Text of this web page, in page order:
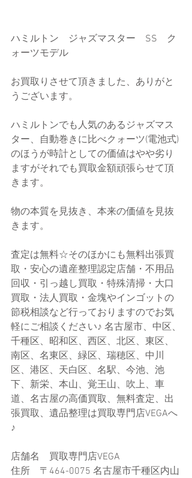
ハミルトン　ジャズマスター　SS　ク
ォーツモデル
お買取りさせて頂きました、ありがと
うございます。
ハミルトンでも人気のあるジャズマス
ター、自動巻きに比べクォーツ(電池式)
のほうが時計としての価値はやや劣り
ますがそれでも買取金額頑張らせて頂
きます。
物の本質を見抜き、本来の価値を見抜
きます。
査定は無料☆そのほかにも無料出張買
取・安心の遺産整理認定店舗・不用品
回収・引っ越し買取・特殊清掃・大口
買取・法人買取・金塊やインゴットの
節税相談など行っておりますのでお気
軽にご相談ください♪ 名古屋市、中区、
千種区、昭和区、西区、北区、東区、
南区、名東区、緑区、瑞穂区、中川
区、港区、天白区、名駅、今池、池
下、新栄、本山、覚王山、吹上、車
道、名古屋の高価買取、無料査定、出
張買取、遺品整理は買取専門店VEGAへ
♪
店舗名　買取専門店VEGA
住所　〒464-0075 名古屋市千種区内山